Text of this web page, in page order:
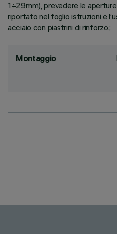
1÷29mm), prevedere le
riportato nel foglio istruzioni e
acciaio con piastrini di rinforzo.;
Montaggio